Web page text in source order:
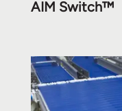
AIM Switch™